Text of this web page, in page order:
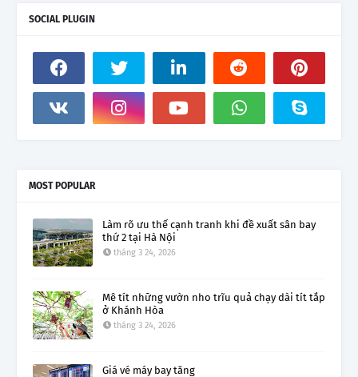
SOCIAL PLUGIN
MOST POPULAR
Làm rõ ưu thế cạnh tranh khi đề xuất sân bay
thứ 2 tại Hà Nội
tháng 3 24, 2026
Mê tít những vườn nho trĩu quả chạy dài tít tắp
ở Khánh Hòa
tháng 3 24, 2026
Giá vé máy bay tăng